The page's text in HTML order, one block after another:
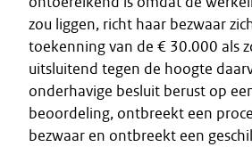
zou liggen, richt haar bezwaar
toekenning van de € 30.000 als
uitsluitend tegen de hoogte
onderhavige besluit berust op
beoordeling, ontbreekt een
bezwaar en ontbreekt een